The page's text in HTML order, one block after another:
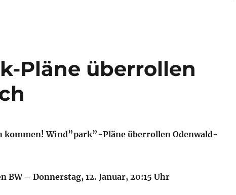
Pläne überrollen
kommen! Wind”park”-Pläne überrollen Odenwald-
BW – Donnerstag, 12. Januar, 20:15 Uhr